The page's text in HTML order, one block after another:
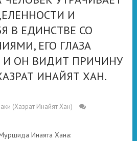
И
В ЕДИНСТВЕ СО
ЕГО ГЛАЗА
И ОН ВИДИТ ПРИЧИНУ
ИНАЙЯТ ХАН.
(Хазрат Инайят Хан)
Инаята Хана: